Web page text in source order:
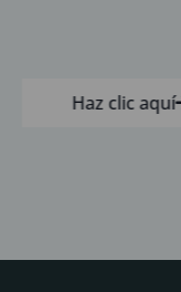
Haz clic aquí